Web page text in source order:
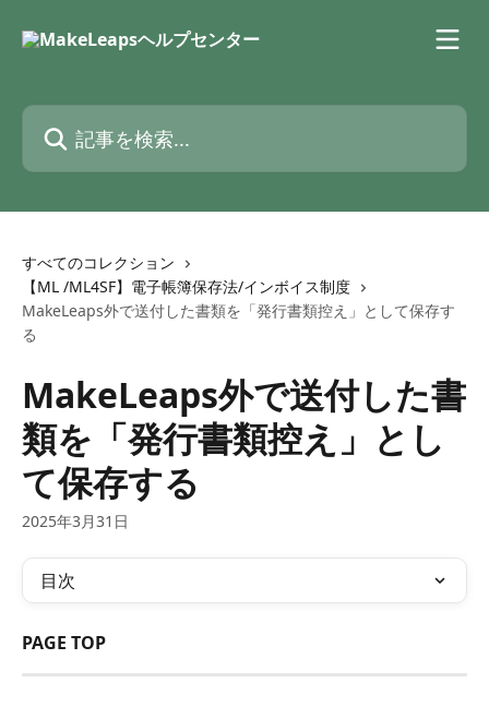
記事を検索...
すべてのコレクション
【ML /ML4SF】電子帳簿保存法/インボイス制度
MakeLeaps外で送付した書類を「発行書類控え」として保存す
る
MakeLeaps外で送付した書
類を「発行書類控え」とし
て保存する
2025年3月31日
目次
PAGE TOP